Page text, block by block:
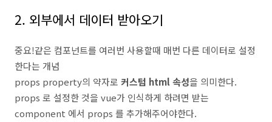
2. 외부에서 데이터 받아오기
중요!같은 컴포넌트를 여러번 사용할때 매번 다른 데이터로 설정
한다는 개념
props property의 약자로 커스텀 html 속성을 의미한다.
props 로 설정한 것을 vue가 인식하게 하려면 받는
component 에서 props 를 추가해주어야한다.